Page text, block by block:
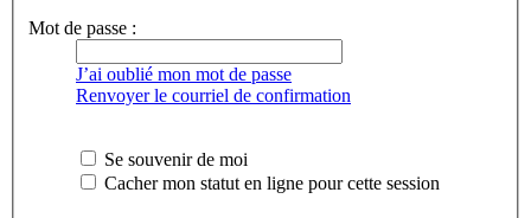
Mot de passe :
J’ai oublié mon mot de passe
Renvoyer le courriel de confirmation
Se souvenir de moi
Cacher mon statut en ligne pour cette session